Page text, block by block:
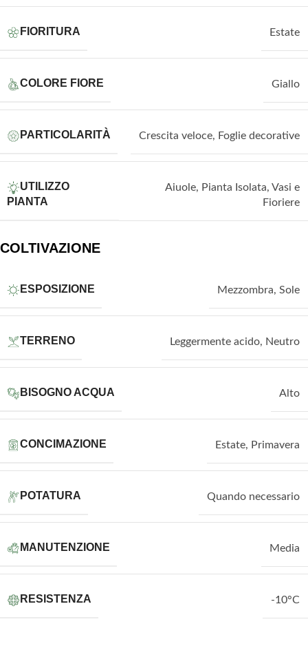
FIORITURA Estate
COLORE FIORE Giallo
PARTICOLARITÀ Crescita veloce, Foglie decorative
UTILIZZO
PIANTA
Aiuole, Pianta Isolata, Vasi e
Fioriere
COLTIVAZIONE
ESPOSIZIONE Mezzombra, Sole
TERRENO Leggermente acido, Neutro
BISOGNO ACQUA Alto
CONCIMAZIONE Estate, Primavera
POTATURA Quando necessario
MANUTENZIONE Media
RESISTENZA -10°C